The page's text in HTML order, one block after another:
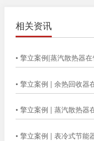
相关资讯
• 擎立案例|蒸汽散热器
• 擎立案例 | 蒸汽散热器
• 擎立案例 | 表冷式节能